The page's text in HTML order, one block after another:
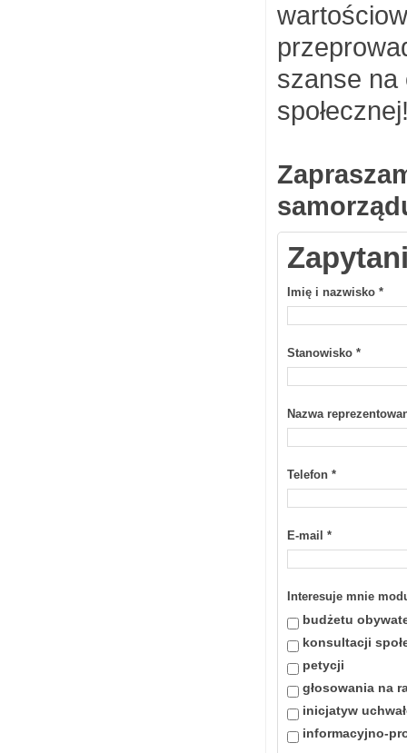
szanse na
Imię i nazwisko *
Stanowisko *
Nazwa
Telefon *
E-mail *
Interesuje mnie
budżetu
konsultacji
petycji
głosowania na
inicjatyw
informacyjno-